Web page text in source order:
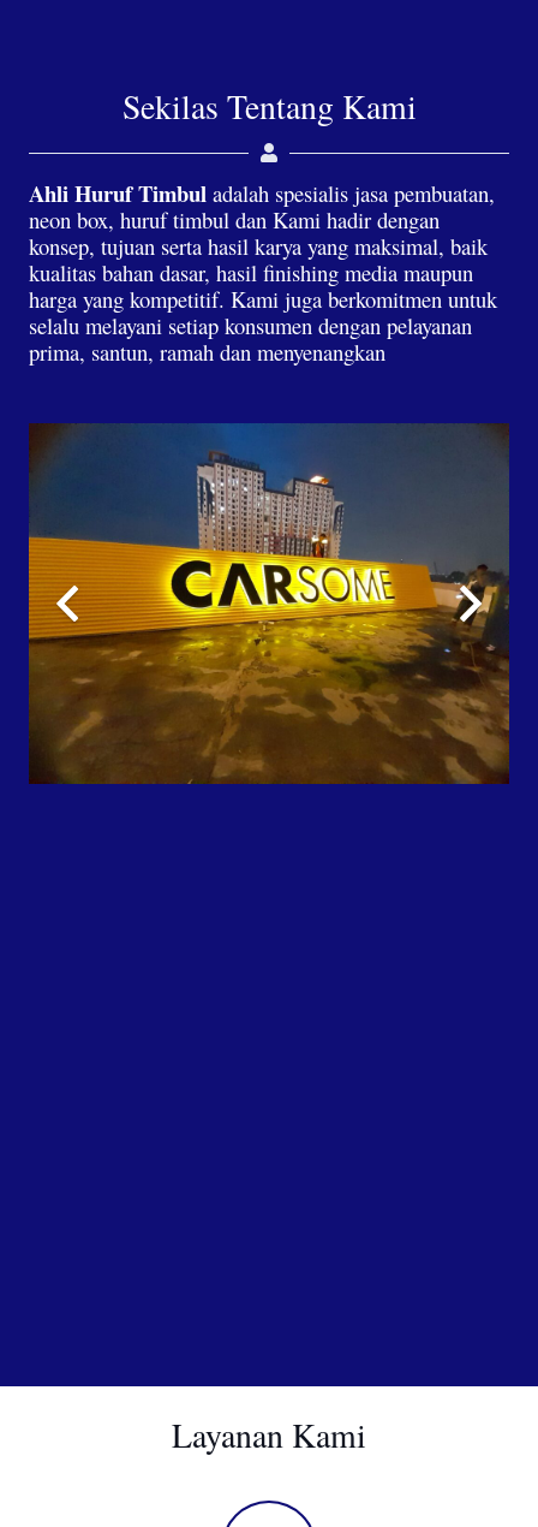
Sekilas Tentang Kami
Ahli Huruf Timbul adalah spesialis jasa pembuatan,
neon box, huruf timbul dan Kami hadir dengan
konsep, tujuan serta hasil karya yang maksimal, baik
kualitas bahan dasar, hasil finishing media maupun
harga yang kompetitif. Kami juga berkomitmen untuk
selalu melayani setiap konsumen dengan pelayanan
prima, santun, ramah dan menyenangkan
Layanan Kami